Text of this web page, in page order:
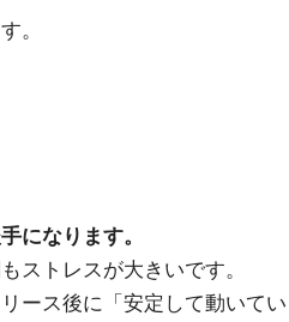
。
になります。
ストレスが大きいです。
ース後に「安定して動いてい